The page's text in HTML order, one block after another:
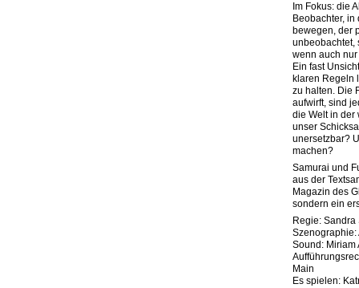
Im Fokus: die
Beobachter,
bewegen, der
unbeobachtet,
wenn auch
Ein fast
klaren Regeln
zu halten. Die
aufwirft, sind
die Welt in der
unser
unersetzbar?
machen?
Samurai und
aus der
Magazin des
sondern ein
Regie:
Szenographie:
Sound: Miriam
Main
Es spielen: